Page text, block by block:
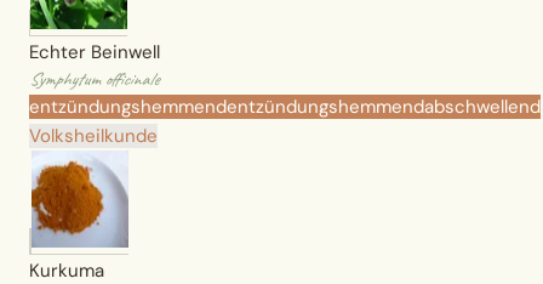
Echter Beinwell
Symphytum officinale
entzündungshemmendentzündungshemmendabschwellend
Volksheilkunde
Kurkuma